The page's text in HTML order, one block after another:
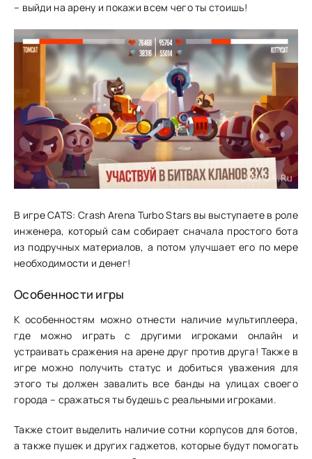
– выйди на арену и покажи всем чего ты стоишь!
В игре CATS: Crash Arena Turbo Stars вы выступаете в роле
инженера, который сам собирает сначала простого бота
из подручных материалов, а потом улучшает его по мере
необходимости и денег!
Особенности игры
К особенностям можно отнести наличие мультиплеера,
где можно играть с другими игроками онлайн и
устраивать сражения на арене друг против друга! Также в
игре можно получить статус и добиться уважения для
этого ты должен завалить все банды на улицах своего
города – сражаться ты будешь с реальными игроками.
Также стоит выделить наличие сотни корпусов для ботов,
а также пушек и других гаджетов, которые будут помогать